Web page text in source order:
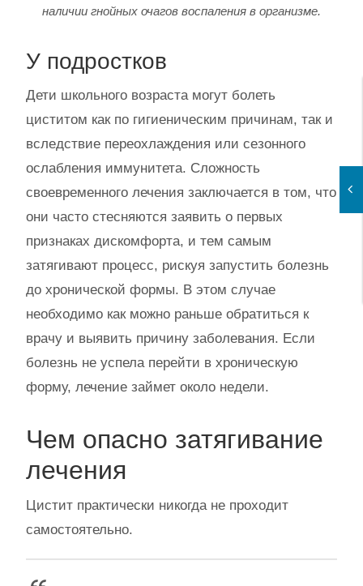
наличии гнойных очагов воспаления в организме.
У подростков
Дети школьного возраста могут болеть
циститом как по гигиеническим причинам, так и
вследствие переохлаждения или сезонного
ослабления иммунитета. Сложность
своевременного лечения заключается в том, что
они часто стесняются заявить о первых
признаках дискомфорта, и тем самым
затягивают процесс, рискуя запустить болезнь
до хронической формы. В этом случае
необходимо как можно раньше обратиться к
врачу и выявить причину заболевания. Если
болезнь не успела перейти в хроническую
форму, лечение займет около недели.
Чем опасно затягивание
лечения
Цистит практически никогда не проходит
самостоятельно.